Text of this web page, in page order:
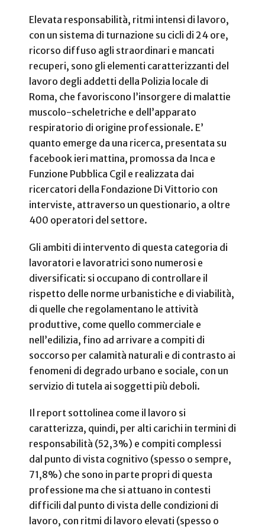
Elevata responsabilità, ritmi intensi di lavoro,
con un sistema di turnazione su cicli di 24 ore,
ricorso diffuso agli straordinari e mancati
recuperi, sono gli elementi caratterizzanti del
lavoro degli addetti della Polizia locale di
Roma, che favoriscono l’insorgere di malattie
muscolo-scheletriche e dell’apparato
respiratorio di origine professionale. E’
quanto emerge da una ricerca, presentata su
facebook ieri mattina, promossa da Inca e
Funzione Pubblica Cgil e realizzata dai
ricercatori della Fondazione Di Vittorio con
interviste, attraverso un questionario, a oltre
400 operatori del settore.
Gli ambiti di intervento di questa categoria di
lavoratori e lavoratrici sono numerosi e
diversificati: si occupano di controllare il
rispetto delle norme urbanistiche e di viabilità,
di quelle che regolamentano le attività
produttive, come quello commerciale e
nell’edilizia, fino ad arrivare a compiti di
soccorso per calamità naturali e di contrasto ai
fenomeni di degrado urbano e sociale, con un
servizio di tutela ai soggetti più deboli.
Il report sottolinea come il lavoro si
caratterizza, quindi, per alti carichi in termini di
responsabilità (52,3%) e compiti complessi
dal punto di vista cognitivo (spesso o sempre,
71,8%) che sono in parte propri di questa
professione ma che si attuano in contesti
difficili dal punto di vista delle condizioni di
lavoro, con ritmi di lavoro elevati (spesso o